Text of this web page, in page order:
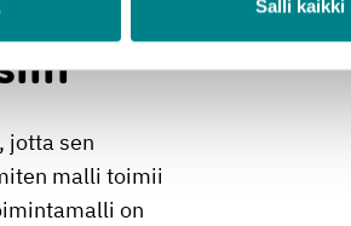
Salli kaikki
jotta sen
malli toimii
on